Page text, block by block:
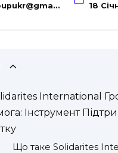
webseoupukr@gmail.com 18
International
Інструмент
Що таке Solidarites